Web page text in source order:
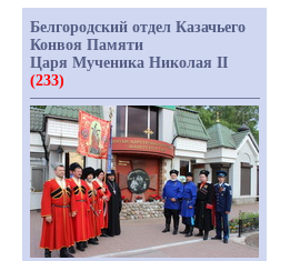
Белгородский отдел Казачьего
Конвоя Памяти
Царя Мученика Николая II
(233)